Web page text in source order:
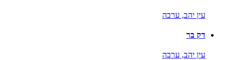
עין יהב, ערבה
דק בר
עין יהב, ערבה